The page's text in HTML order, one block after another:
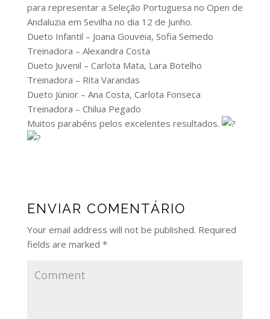
para representar a Seleção Portuguesa no Open de
Andaluzia em Sevilha no dia 12 de Junho.
Dueto Infantil – Joana Gouveia, Sofia Semedo
Treinadora – Alexandra Costa
Dueto Juvenil – Carlota Mata, Lara Botelho
Treinadora – Rita Varandas
Dueto Júnior – Ana Costa, Carlota Fonseca
Treinadora – Chilua Pegado
Muitos parabéns pelos excelentes resultados.
ENVIAR COMENTÁRIO
Your email address will not be published. Required
fields are marked *